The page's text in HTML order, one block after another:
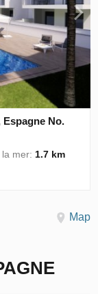
Espagne No.
la mer:1.7 km
Map